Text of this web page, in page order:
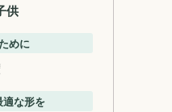
供
めに
適な形を